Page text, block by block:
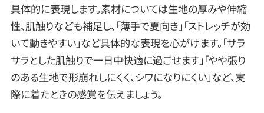
具体的に表現します。素材については生地の厚みや伸縮
性、肌触りなども補足し、「薄手で夏向き」「ストレッチが効
いて動きやすい」など具体的な表現を心がけます。「サラ
サラとした肌触りで一日中快適に過ごせます」「やや張り
のある生地で形崩れしにくく、シワになりにくい」など、実
際に着たときの感覚を伝えましょう。